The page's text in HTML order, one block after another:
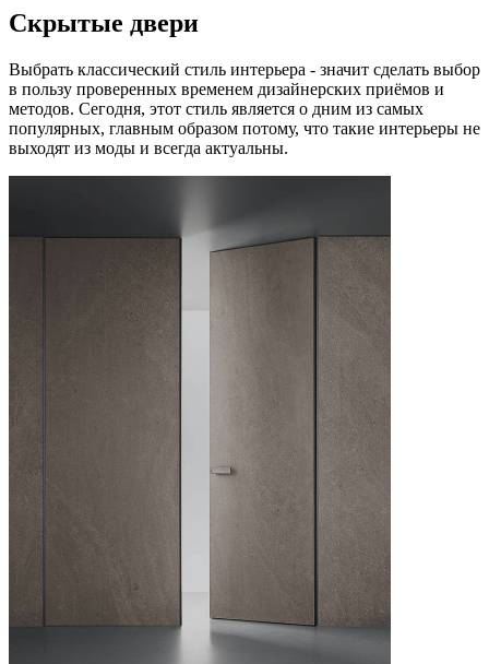
Скрытые двери
Выбрать классический стиль интерьера - значит сделать выбор
в пользу проверенных временем дизайнерских приёмов и
методов. Сегодня, этот стиль является о дним из самых
популярных, главным образом потому, что такие интерьеры не
выходят из моды и всегда актуальны.